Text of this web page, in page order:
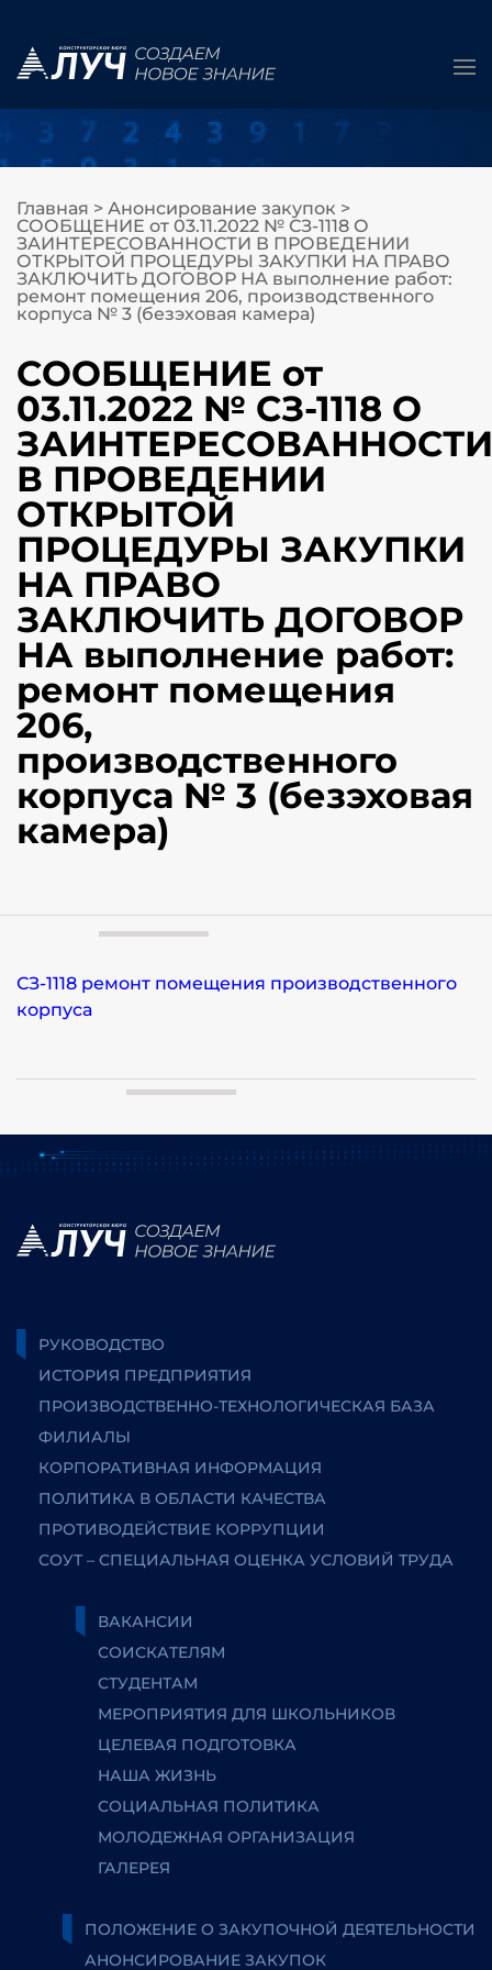
Главная > Анонсирование закупок >
СООБЩЕНИЕ от 03.11.2022 № СЗ-1118 О
ЗАИНТЕРЕСОВАННОСТИ В ПРОВЕДЕНИИ
ОТКРЫТОЙ ПРОЦЕДУРЫ ЗАКУПКИ НА ПРАВО
ЗАКЛЮЧИТЬ ДОГОВОР НА выполнение работ:
ремонт помещения 206, производственного
корпуса № 3 (безэховая камера)
СООБЩЕНИЕ от
03.11.2022 № СЗ-1118 О
ЗАИНТЕРЕСОВАННОСТИ
В ПРОВЕДЕНИИ
ОТКРЫТОЙ
ПРОЦЕДУРЫ ЗАКУПКИ
НА ПРАВО
ЗАКЛЮЧИТЬ ДОГОВОР
НА выполнение работ:
ремонт помещения
206,
производственного
корпуса № 3 (безэховая
камера)
СЗ-1118 ремонт помещения производственного
корпуса
РУКОВОДСТВО
ИСТОРИЯ ПРЕДПРИЯТИЯ
ПРОИЗВОДСТВЕННО-ТЕХНОЛОГИЧЕСКАЯ БАЗА
ФИЛИАЛЫ
КОРПОРАТИВНАЯ ИНФОРМАЦИЯ
ПОЛИТИКА В ОБЛАСТИ КАЧЕСТВА
ПРОТИВОДЕЙСТВИЕ КОРРУПЦИИ
СОУТ – СПЕЦИАЛЬНАЯ ОЦЕНКА УСЛОВИЙ ТРУДА
ВАКАНСИИ
СОИСКАТЕЛЯМ
СТУДЕНТАМ
МЕРОПРИЯТИЯ ДЛЯ ШКОЛЬНИКОВ
ЦЕЛЕВАЯ ПОДГОТОВКА
НАША ЖИЗНЬ
СОЦИАЛЬНАЯ ПОЛИТИКА
МОЛОДЕЖНАЯ ОРГАНИЗАЦИЯ
ГАЛЕРЕЯ
ПОЛОЖЕНИЕ О ЗАКУПОЧНОЙ ДЕЯТЕЛЬНОСТИ
АНОНСИРОВАНИЕ ЗАКУПОК